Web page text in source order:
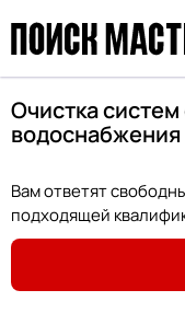
Очистка
Вам ответят
подходящей